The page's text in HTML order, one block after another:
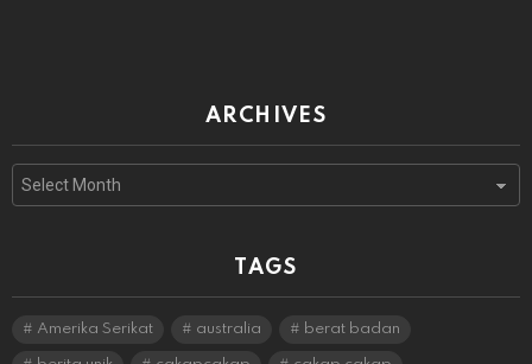
ARCHIVES
Archives
TAGS
Amerika Serikat australia berat badan